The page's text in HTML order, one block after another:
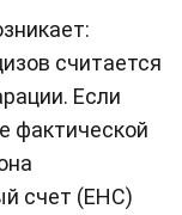
считается
Если
фактической
счет (ЕНС)